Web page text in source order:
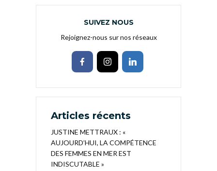
SUIVEZ NOUS
Rejoignez-nous sur nos réseaux
Articles récents
JUSTINE METTRAUX : «
AUJOURD’HUI, LA COMPÉTENCE
DES FEMMES EN MER EST
INDISCUTABLE »